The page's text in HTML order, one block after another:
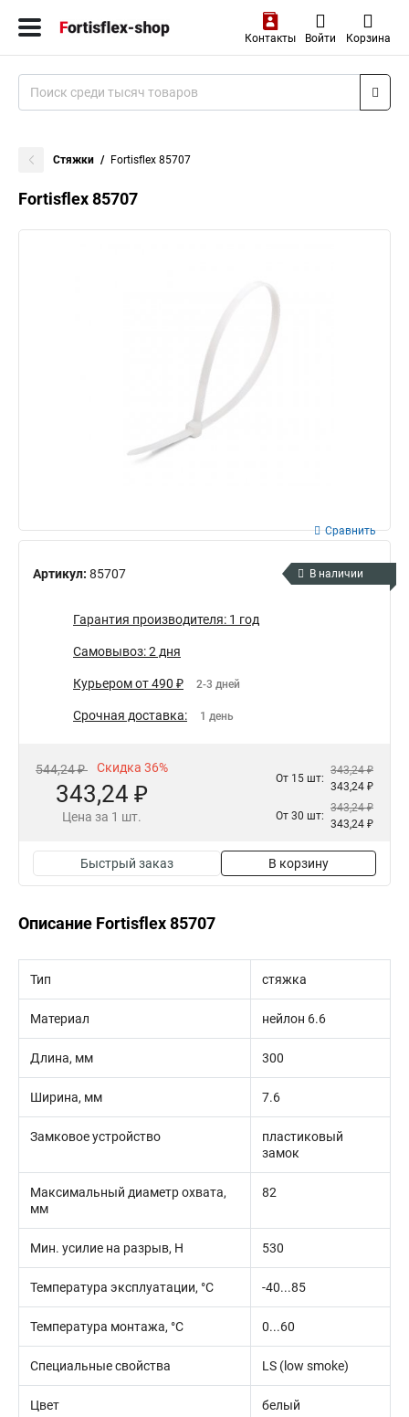
Контакты Войти Корзина
Стяжки Fortisflex 85707
Fortisflex 85707
Артикул: 85707
Сравнить
В наличии
Гарантия производителя: 1 год
Самовывоз: 2 дня
Курьером от 490 ₽ 2-3 дней
Срочная доставка: 1 день
544,24 ₽ Скидка 36%
343,24 ₽
Цена за 1 шт.
От 15 шт:
343,24 ₽
343,24 ₽
От 30 шт:
343,24 ₽
343,24 ₽
Быстрый заказ В корзину
Описание Fortisflex 85707
Тип стяжка
Материал нейлон 6.6
Длина, мм 300
Ширина, мм 7.6
Замковое устройство
пластиковый
замок
Максимальный диаметр охвата,
мм
82
Мин. усилие на разрыв, Н 530
Температура эксплуатации, °C -40...85
Температура монтажа, °C 0...60
Специальные свойства LS (low smoke)
Цвет белый